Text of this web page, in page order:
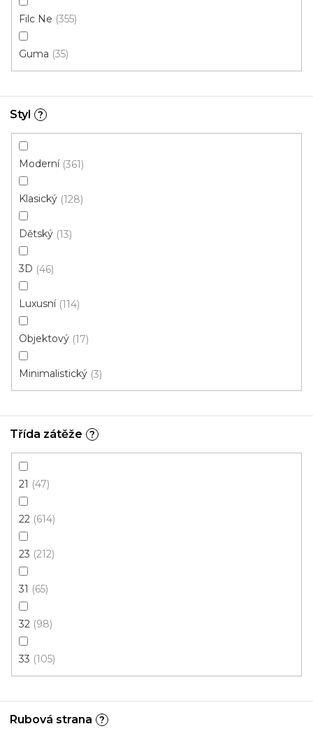
Filc Ne 355
Guma 35
Styl ?
Moderní 361
Klasický 128
Dětský 13
3D 46
Luxusní 114
Objektový 17
Minimalistický 3
Třída zátěže ?
21 47
22 614
23 212
31 65
32 98
33 105
Rubová strana ?
420 Kč
4 m
Doporučujeme
Skladem, ihned k odeslání
277 Kč
310 Kč
4 m
Doporučujeme